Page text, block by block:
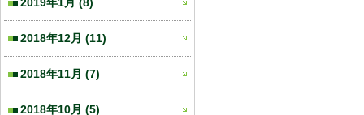
2018年12月 (11)
2018年11月 (7)
2018年10月 (5)